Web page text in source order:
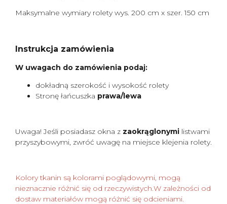
Maksymalne wymiary rolety wys. 200 cm x szer. 150 cm
Instrukcja zamówienia
W uwagach do zamówienia podaj:
dokładną szerokość i wysokość rolety
Stronę łańcuszka prawa/lewa
Uwaga! Jeśli posiadasz okna z zaokrąglonymi listwami
przyszybowymi, zwróć uwagę na miejsce klejenia rolety.
Kolory tkanin są kolorami poglądowymi, mogą
nieznacznie różnić się od rzeczywistych.W zależności od
dostaw materiałów mogą różnić się odcieniami.